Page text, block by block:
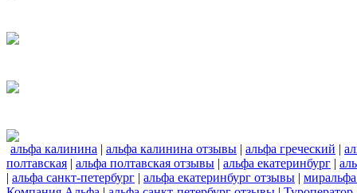
альфа калинина | альфа калинина отзывы | альфа греческий |
полтавская | альфа полтавская отзывы | альфа екатеринбург |
| альфа санкт-петербург | альфа екатеринбург отзывы |